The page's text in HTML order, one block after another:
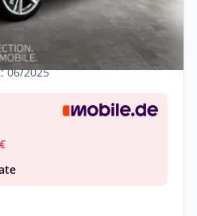
Sport Harman/K
(145 kW)
06/2025